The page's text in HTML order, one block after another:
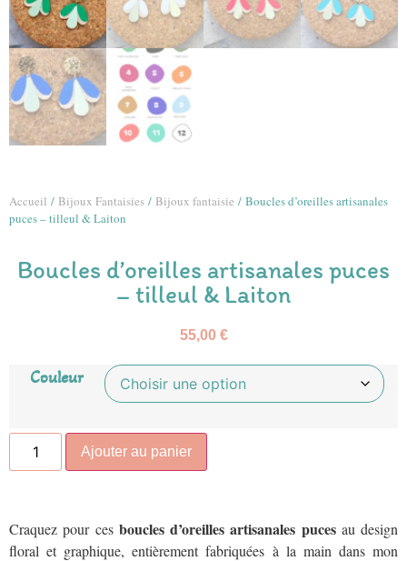
Accueil / Bijoux Fantaisies / Bijoux fantaisie / Boucles d’oreilles artisanales
puces – tilleul & Laiton
Boucles d’oreilles artisanales puces
– tilleul & Laiton
55,00 €
Couleur
Ajouter au panier
Craquez pour ces boucles d’oreilles artisanales pucesau design
floral et graphique, entièrement fabriquées à la main dans mon